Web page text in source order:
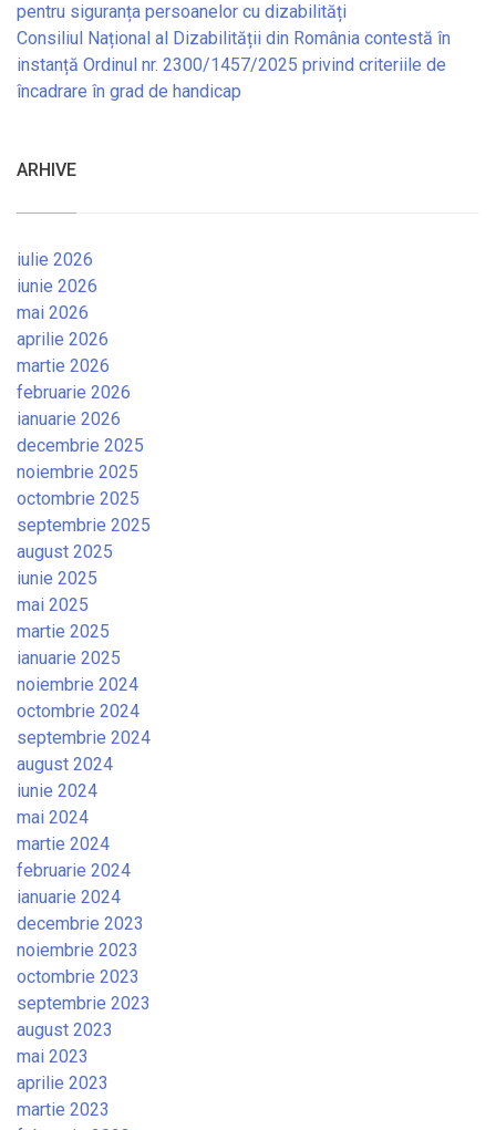
pentru siguranța persoanelor cu dizabilități
Consiliul Național al Dizabilității din România contestă în
instanță Ordinul nr. 2300/1457/2025 privind criteriile de
încadrare în grad de handicap
ARHIVE
iulie 2026
iunie 2026
mai 2026
aprilie 2026
martie 2026
februarie 2026
ianuarie 2026
decembrie 2025
noiembrie 2025
octombrie 2025
septembrie 2025
august 2025
iunie 2025
mai 2025
martie 2025
ianuarie 2025
noiembrie 2024
octombrie 2024
septembrie 2024
august 2024
iunie 2024
mai 2024
martie 2024
februarie 2024
ianuarie 2024
decembrie 2023
noiembrie 2023
octombrie 2023
septembrie 2023
august 2023
mai 2023
aprilie 2023
martie 2023